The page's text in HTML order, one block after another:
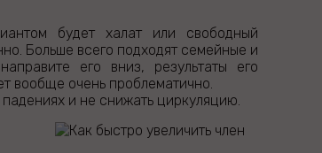
будет халат или свободный
Больше всего подходят семейные и
его вниз, результаты его
вообще очень проблематично.
и не снижать циркуляцию.